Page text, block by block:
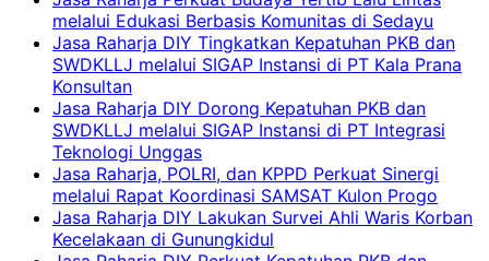
melalui Edukasi Berbasis Komunitas di Sedayu
Jasa Raharja DIY Tingkatkan Kepatuhan PKB dan
SWDKLLJ melalui SIGAP Instansi di PT Kala Prana
Konsultan
Jasa Raharja DIY Dorong Kepatuhan PKB dan
SWDKLLJ melalui SIGAP Instansi di PT Integrasi
Teknologi Unggas
Jasa Raharja, POLRI, dan KPPD Perkuat Sinergi
melalui Rapat Koordinasi SAMSAT Kulon Progo
Jasa Raharja DIY Lakukan Survei Ahli Waris Korban
Kecelakaan di Gunungkidul